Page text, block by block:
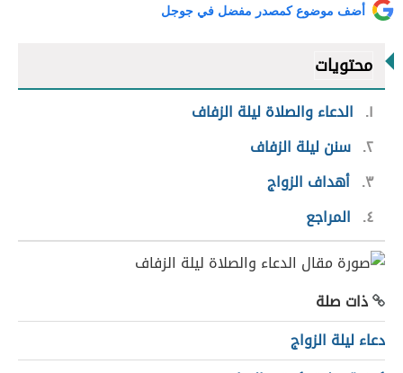
أضف موضوع كمصدر مفضل في جوجل
محتويات
١
الدعاء والصلاة ليلة الزفاف
٢ سنن ليلة الزفاف
٣ أهداف الزواج
٤
المراجع
ذات صلة
دعاء ليلة الزواج